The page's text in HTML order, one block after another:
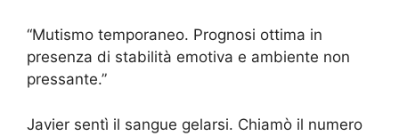
“Mutismo temporaneo. Prognosi ottima in
presenza di stabilità emotiva e ambiente non
pressante.”
Javier sentì il sangue gelarsi. Chiamò il numero